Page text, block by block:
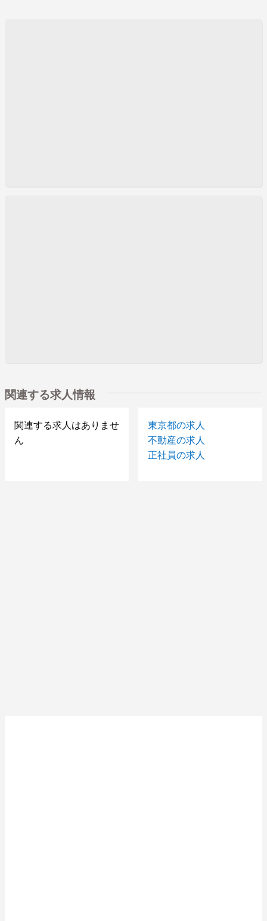
関連する求人情報
関連する求人はありませ
ん
東京都の求人
不動産の求人
正社員の求人